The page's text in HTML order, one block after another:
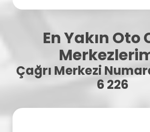
En Yakın Oto
Çağrı Merkezi
6 226